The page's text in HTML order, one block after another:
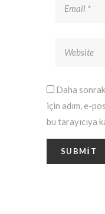
Daha
için adım, e-
bu tarayıcıya